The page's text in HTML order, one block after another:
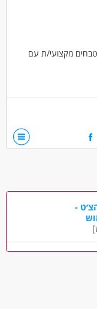
מקצועי/ת עם
גמישות
-